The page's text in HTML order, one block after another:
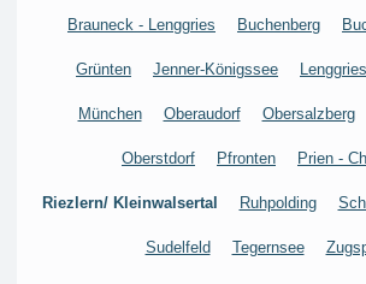
Brauneck - Lenggries Buchenberg
Grünten Jenner-Königssee Lenggries
München Oberaudorf Obersalzberg
Oberstdorf Pfronten Prien -
Riezlern/ Kleinwalsertal Ruhpolding
Sudelfeld Tegernsee